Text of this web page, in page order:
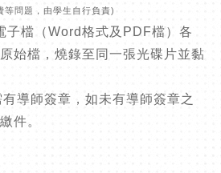
等問題，由學生自行負責)
（Word格式及PDF檔）各
始檔，燒錄至同一張光碟片並黏
師簽章，如未有導師簽章之
件。